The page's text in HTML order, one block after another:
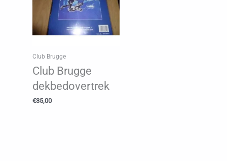
Club Brugge
Club Brugge
dekbedovertrek
€35,00